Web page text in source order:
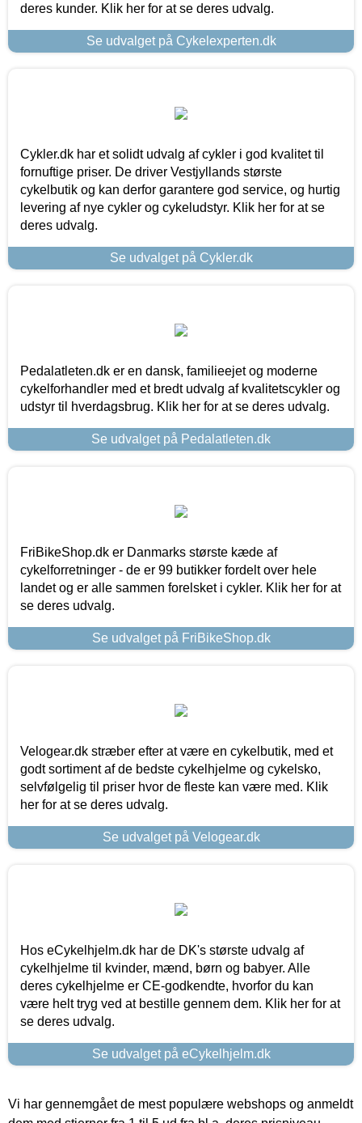
deres kunder. Klik her for at se deres udvalg.
Se udvalget på Cykelexperten.dk
Cykler.dk har et solidt udvalg af cykler i god kvalitet til
fornuftige priser. De driver Vestjyllands største
cykelbutik og kan derfor garantere god service, og hurtig
levering af nye cykler og cykeludstyr. Klik her for at se
deres udvalg.
Se udvalget på Cykler.dk
Pedalatleten.dk er en dansk, familieejet og moderne
cykelforhandler med et bredt udvalg af kvalitetscykler og
udstyr til hverdagsbrug. Klik her for at se deres udvalg.
Se udvalget på Pedalatleten.dk
FriBikeShop.dk er Danmarks største kæde af
cykelforretninger - de er 99 butikker fordelt over hele
landet og er alle sammen forelsket i cykler. Klik her for at
se deres udvalg.
Se udvalget på FriBikeShop.dk
Velogear.dk stræber efter at være en cykelbutik, med et
godt sortiment af de bedste cykelhjelme og cykelsko,
selvfølgelig til priser hvor de fleste kan være med. Klik
her for at se deres udvalg.
Se udvalget på Velogear.dk
Hos eCykelhjelm.dk har de DK's største udvalg af
cykelhjelme til kvinder, mænd, børn og babyer. Alle
deres cykelhjelme er CE-godkendte, hvorfor du kan
være helt tryg ved at bestille gennem dem. Klik her for at
se deres udvalg.
Se udvalget på eCykelhjelm.dk
Vi har gennemgået de mest populære webshops og anmeldt